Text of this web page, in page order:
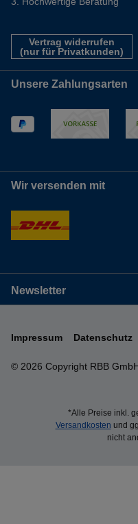
Vertrag widerrufen
(nur für Privatkunden)
Unsere Zahlungsarten
Wir versenden mit
Newsletter
© 2026 Copyright RBB
Impressum Datenschutz
*Alle Preise inkl.
Versandkosten und
nicht